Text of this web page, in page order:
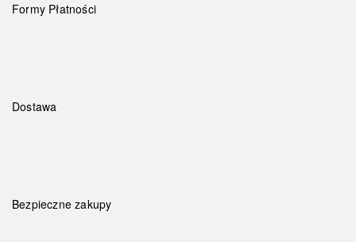
Formy Płatności
Dostawa
Bezpieczne zakupy